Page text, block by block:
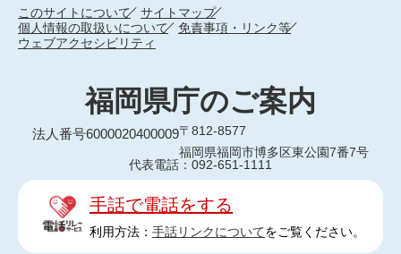
このサイトについて
サイトマップ
個人情報の取扱いについて
免責事項・リンク等
ウェブアクセシビリティ
福岡県庁のご案内
法人番号6000020400009〒812-8577
福岡県福岡市博多区東公園7番7号
代表電話：092-651-1111
手話で電話をする
利用方法： 手話リンクについてをご覧ください。